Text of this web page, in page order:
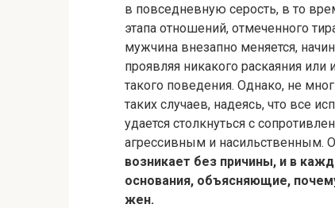
в повседневную серость, в то
этапа отношений, отмеченного
мужчина внезапно меняется,
проявляя никакого раскаяния
такого поведения. Однако, не
таких случаев, надеясь, что все
удается столкнуться с
агрессивным и насильственным.
возникает без причины, и в
основания, объясняющие,
жен.